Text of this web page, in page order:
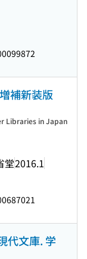
補新装版
堂2016.1
Libraries in Japan
代文庫. 学